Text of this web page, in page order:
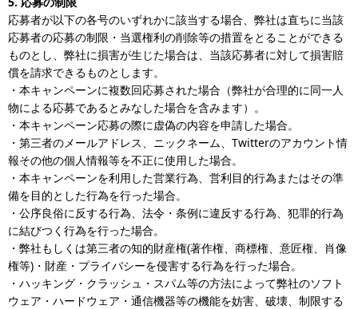
応募者が以下の各号のいずれかに該当する場合、弊社は直ちに当該
応募者の応募の制限・当選権利の削除等の措置をとることができる
ものとし、弊社に損害が生じた場合は、当該応募者に対して損害賠
償を請求できるものとします。
・本キャンペーンに複数回応募された場合（弊社が合理的に同一人
物による応募であるとみなした場合を含みます）。
・本キャンペーン応募の際に虚偽の内容を申請した場合。
・第三者のメールアドレス、ニックネーム、Twitterのアカウント情
報その他の個人情報等を不正に使用した場合。
・本キャンペーンを利用した営業行為、営利目的行為またはその準
備を目的とした行為を行った場合。
・公序良俗に反する行為、法令・条例に違反する行為、犯罪的行為
に結びつく行為を行った場合。
・弊社もしくは第三者の知的財産権(著作権、商標権、意匠権、肖像
権等)・財産・プライバシーを侵害する行為を行った場合。
・ハッキング・クラッシュ・スパム等の方法によって弊社のソフト
ウェア・ハードウェア・通信機器等の機能を妨害、破壊、制限する